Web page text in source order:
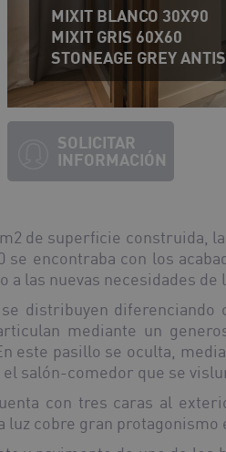
SOLICITAR
INFORMACIÓN
MIXIT BLANCO 30X90
MIXIT GRIS 60X60
STONEAGE GREY
2 de superficie construida,
se encontraba con los
a las nuevas necesidades
distribuyen
mediante un
este pasillo se oculta,
salón-comedor que se
con tres caras al
luz cobre gran protagonismo